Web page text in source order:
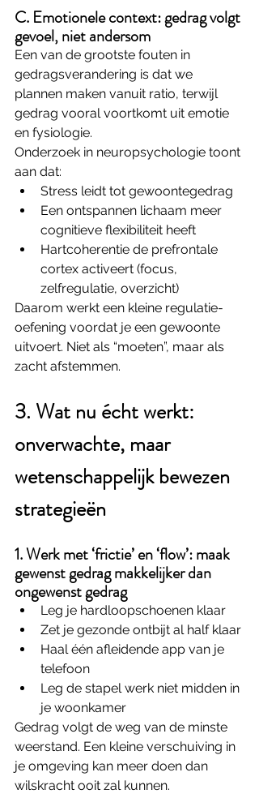
C. Emotionele context: gedrag volgt
gevoel, niet andersom
Een van de grootste fouten in
gedragsverandering is dat we
plannen maken vanuit ratio, terwijl
gedrag vooral voortkomt uit emotie
en fysiologie.
Onderzoek in neuropsychologie toont
aan dat:
Stress leidt tot gewoontegedrag
Een ontspannen lichaam meer
cognitieve flexibiliteit heeft
Hartcoherentie de prefrontale
cortex activeert (focus,
zelfregulatie, overzicht)
Daarom werkt een kleine regulatie-
oefening voordat je een gewoonte
uitvoert. Niet als “moeten”, maar als
zacht afstemmen.
3. Wat nu écht werkt:
onverwachte, maar
wetenschappelijk bewezen
strategieën
1. Werk met ‘frictie’ en ‘flow’: maak
gewenst gedrag makkelijker dan
ongewenst gedrag
Leg je hardloopschoenen klaar
Zet je gezonde ontbijt al half klaar
Haal één afleidende app van je
telefoon
Leg de stapel werk niet midden in
je woonkamer
Gedrag volgt de weg van de minste
weerstand. Een kleine verschuiving in
je omgeving kan meer doen dan
wilskracht ooit zal kunnen.